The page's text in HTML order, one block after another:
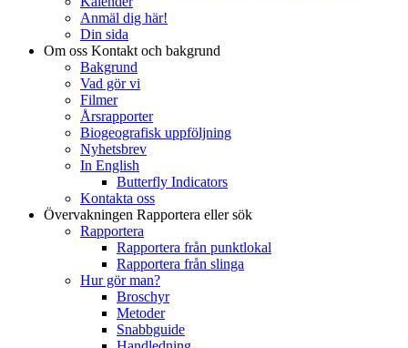
Anmäl dig här!
Din sida
Om oss Kontakt och bakgrund
Bakgrund
Vad gör vi
Filmer
Årsrapporter
Biogeografisk uppföljning
Nyhetsbrev
In English
Butterfly Indicators
Kontakta oss
Övervakningen Rapportera eller sök
Rapportera
Rapportera från punktlokal
Rapportera från slinga
Hur gör man?
Broschyr
Metoder
Snabbguide